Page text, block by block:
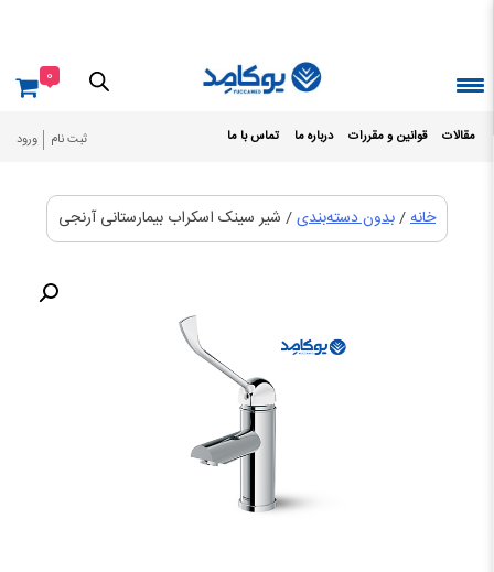
مقالات قوانین و مقررات درباره ما تماس با ما ثبت نام ورود
0
خانه/بدون دسته‌بندی/ شیر سینک اسکراب بیمارستانی آرنجی